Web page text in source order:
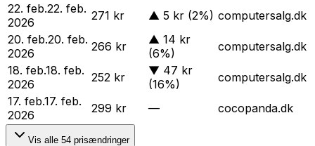
22. feb.22. feb.
2026
271 kr ▲ 5 kr (2%) computersalg.dk
20. feb.20. feb.
2026
266 kr ▲ 14 kr
(6%)
computersalg.dk
18. feb.18. feb.
2026
252 kr ▼ 47 kr
(16%)
computersalg.dk
17. feb.17. feb.
2026
299 kr — cocopanda.dk
Vis alle 54 prisændringer